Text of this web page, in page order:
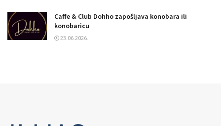
Caffe & Club Dohho zapošljava konobara ili
konobaricu
23.06.2026.